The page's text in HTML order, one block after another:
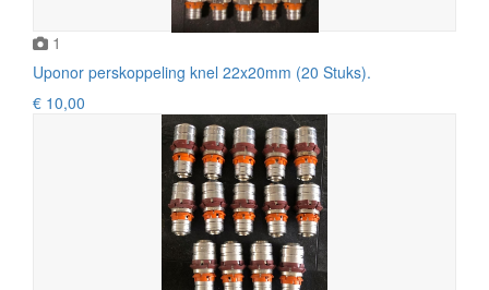
1
Uponor perskoppeling knel 22x20mm (20 Stuks).
€ 10,00